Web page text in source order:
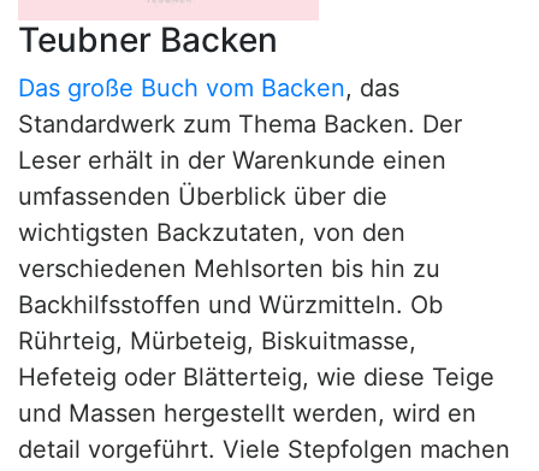
Teubner Backen
Das große Buch vom Backen, das
Standardwerk zum Thema Backen. Der
Leser erhält in der Warenkunde einen
umfassenden Überblick über die
wichtigsten Backzutaten, von den
verschiedenen Mehlsorten bis hin zu
Backhilfsstoffen und Würzmitteln. Ob
Rührteig, Mürbeteig, Biskuitmasse,
Hefeteig oder Blätterteig, wie diese Teige
und Massen hergestellt werden, wird en
detail vorgeführt. Viele Stepfolgen machen